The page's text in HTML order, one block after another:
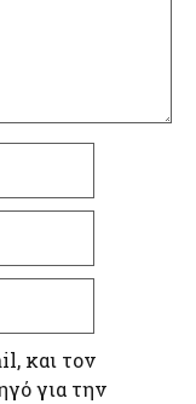
και τον
για την